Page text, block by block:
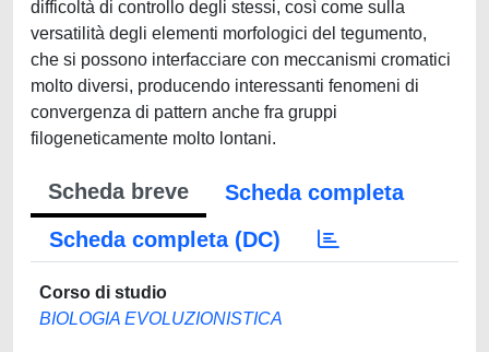
difficoltà di controllo degli stessi, così come sulla
versatilità degli elementi morfologici del tegumento,
che si possono interfacciare con meccanismi cromatici
molto diversi, producendo interessanti fenomeni di
convergenza di pattern anche fra gruppi
filogeneticamente molto lontani.
Scheda breve
Scheda completa
Scheda completa (DC)
Corso di studio
BIOLOGIA EVOLUZIONISTICA